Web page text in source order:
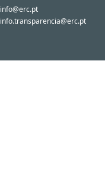
info@erc.pt
info.transparencia@erc.pt